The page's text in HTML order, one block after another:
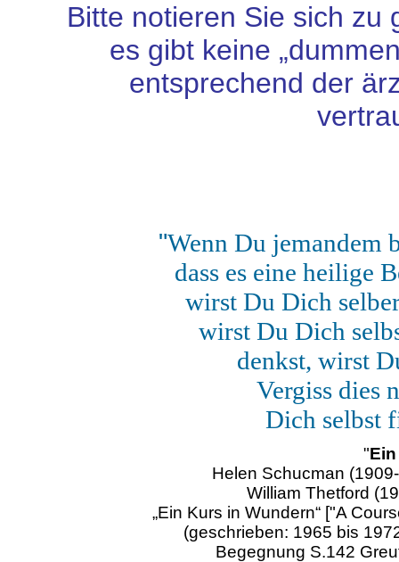
Bitte notieren Sie sich zu
es gibt keine
entsprechend der
"Wenn Du jemandem
dass es eine heilige
wirst Du Dich
wirst Du Dich
denkst, wirst
Vergiss dies
Dich selbst
"
Helen Schucman
William Thetford
„Ein Kurs in Wundern“ ["A
(geschrieben: 1965 bis
Begegnung S.142